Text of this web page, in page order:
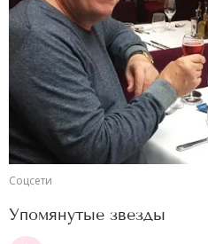
Соцсети
Упомянутые звезды